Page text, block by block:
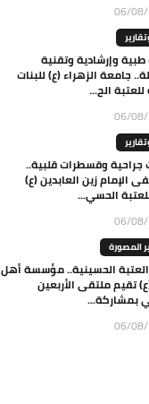
06/
وإرشادية وتقنية
جامعة الزهراء (ع) للبنات
للعتبة الح...
06/
جراحية وقسطرات قلبية..
الإمام زين العابدين (ع)
الحسي...
06/
المصورة
العتبة الحسينية.. مؤسسة أهل
تقيم ملتقى الأربعين
بمشاركة...
06/